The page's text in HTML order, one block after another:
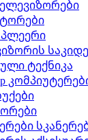
ტექნიკა